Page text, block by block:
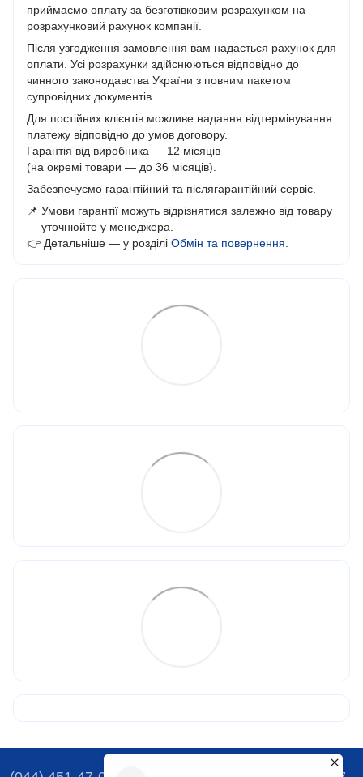
приймаємо оплату за безготівковим розрахунком на
розрахунковий рахунок компанії.
Після узгодження замовлення вам надається рахунок для
оплати. Усі розрахунки здійснюються відповідно до
чинного законодавства України з повним пакетом
супровідних документів.
Для постійних клієнтів можливе надання відтермінування
платежу відповідно до умов договору.
Гарантія від виробника — 12 місяців
(на окремі товари — до 36 місяців).
Забезпечуємо гарантійний та післягарантійний сервіс.
📌 Умови гарантії можуть відрізнятися залежно від товару
— уточнюйте у менеджера.
👉 Детальніше — у розділі Обмін та повернення